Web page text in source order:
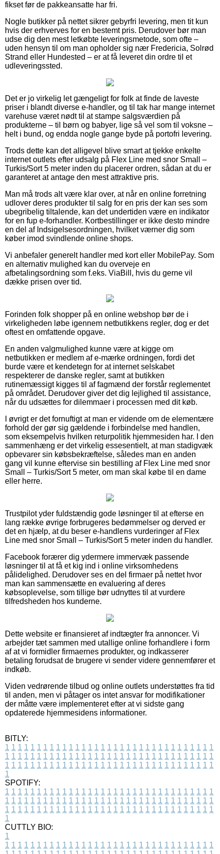
fikset før de pakkeansatte har fri.
Nogle butikker på nettet sikrer gebyrfri levering, men tit kun
hvis der erhverves for en bestemt pris. Derudover bør man
udse dig den mest letkøbte leveringsmetode, som ofte –
uden hensyn til om man opholder sig nær Fredericia, Solrød
Strand eller Hundested – er at få leveret din ordre til et
udleveringssted.
Det er jo virkelig let gængeligt for folk at finde de laveste
priser i blandt diverse e-handler, og til tak har mange internet
varehuse været nødt til at stampe salgsværdien på
produkterne – til børn og babyer, lige så vel som til voksne –
helt i bund, og endda nogle gange byde på portofri levering.
Trods dette kan det alligevel blive smart at tjekke enkelte
internet outlets efter udsalg på Flex Line med snor Small –
Turkis/Sort 5 meter inden du placerer ordren, sådan at du er
garanteret at antage den mest attraktive pris.
Man må trods alt være klar over, at når en online forretning
udlover deres produkter til salg for en pris der kan ses som
ubegribelig tiltalende, kan det undertiden være en indikator
for en fup e-forhandler. Kortbestillinger er ikke desto mindre
en del af Indsigelsesordningen, hvilket værner dig som
køber imod svindlende online shops.
Vi anbefaler generelt handler med kort eller MobilePay. Som
en alternativ mulighed kan du overveje en
afbetalingsordning som f.eks. ViaBill, hvis du gerne vil
dække prisen over tid.
Forinden folk shopper på en online webshop bør de i
virkeligheden løbe igennem netbutikkens regler, dog er det
oftest en omfattende opgave.
En anden valgmulighed kunne være at kigge om
netbutikken er medlem af e-mærke ordningen, fordi det
burde være et kendetegn for at internet selskabet
respekterer de danske regler, samt at butikken
rutinemæssigt kigges til af fagmænd der forstår reglementet
på området. Derudover giver det dig lejlighed til assistance,
når du udsættes for dilemmaer i processen med dit køb.
I øvrigt er det fornuftigt at man er vidende om de elementære
forhold der gør sig gældende i forbindelse med handlen,
som eksempelvis hvilken returpolitik hjemmesiden har. I den
sammenhæng er det virkelig essesentielt, at man stadigvæk
opbevarer sin købsbekræftelse, således man en anden
gang vil kunne eftervise sin bestilling af Flex Line med snor
Small – Turkis/Sort 5 meter, om man skal købe til en dame
eller herre.
Trustpilot yder fuldstændig gode løsninger til at efterse en
lang række øvrige forbrugeres bedømmelser og derved er
det en hjælp, at du beser e-handlens vurderinger af Flex
Line med snor Small – Turkis/Sort 5 meter inden du handler.
Facebook forærer dig ydermere immervæk passende
løsninger til at få et kig ind i online virksomhedens
pålidelighed. Derudover ses en del firmaer på nettet hvor
man kan sammensætte en evaluering af deres
købsoplevelse, som tillige bør udnyttes til at vurdere
tilfredsheden hos kunderne.
Dette website er finansieret af indtægter fra annoncer. Vi
arbejder tæt sammen med utallige online forhandlere i form
af at vi formidler firmaernes produkter, og indkasserer
betaling forudsat de brugere vi sender videre gennemfører et
indkøb.
Viden vedrørende tilbud og online outlets understøttes fra tid
til anden, men vi påtager os intet ansvar for modifikationer
der måtte være implementeret efter at vi sidste gang
opdaterede hjemmesidens informationer.
BITLY:
1 1 1 1 1 1 1 1 1 1 1 1 1 1 1 1 1 1 1 1 1 1 1 1 1 1 1 1 1 1 1 1 1
1 1 1 1 1 1 1 1 1 1 1 1 1 1 1 1 1 1 1 1 1 1 1 1 1 1 1 1 1 1 1 1 1
1 1 1 1 1 1 1 1 1 1 1 1 1 1 1 1 1 1 1 1 1 1 1 1 1 1 1 1 1 1 1 1 1
1
SPOTIFY:
1 1 1 1 1 1 1 1 1 1 1 1 1 1 1 1 1 1 1 1 1 1 1 1 1 1 1 1 1 1 1 1 1
1 1 1 1 1 1 1 1 1 1 1 1 1 1 1 1 1 1 1 1 1 1 1 1 1 1 1 1 1 1 1 1 1
1 1 1 1 1 1 1 1 1 1 1 1 1 1 1 1 1 1 1 1 1 1 1 1 1 1 1 1 1 1 1 1 1
1
CUTTLY BIO:
1
1 1 1 1 1 1 1 1 1 1 1 1 1 1 1 1 1 1 1 1 1 1 1 1 1 1 1 1 1 1 1 1 1